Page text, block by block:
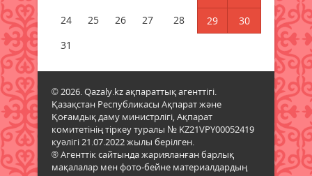
жарияланды
Синоптиктер Қазақстанның екі
қаласында ауа сапасы
нашарлауы мүмкін екенін
ескертті
24
25 26 27 28 29
30
31
© 2026. Qazaly.kz ақпараттық агенттігі.
Қазақстан Республикасы Ақпарат және
Қоғамдық даму министрлігі, Ақпарат
комитетінің тіркеу туралы № KZ21VPY00052419
куәлігі 21.07.2022 жылы берілген.
® Агенттік сайтында жарияланған барлық
мақалалар мен фото-бейне материалдардың